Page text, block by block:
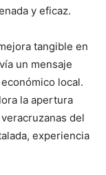
y eficaz.
tangible en
un mensaje
local.
la apertura
del
experiencia